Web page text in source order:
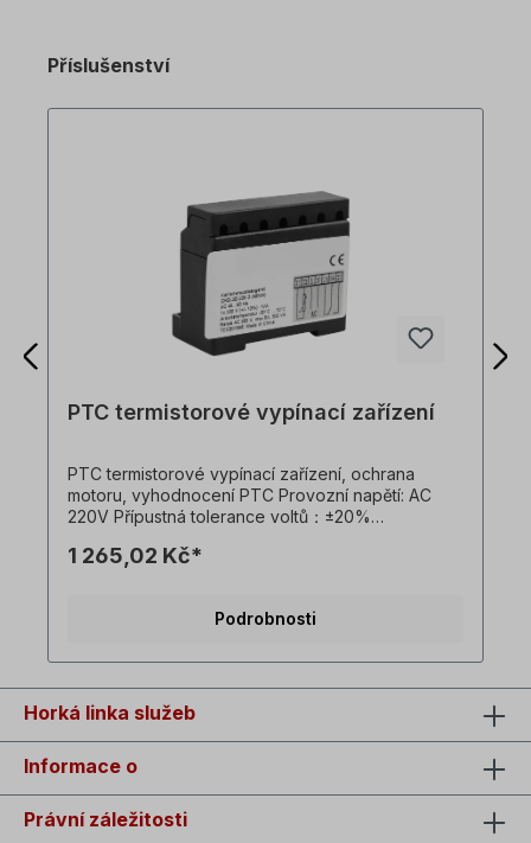
Příslušenství
PTC termistorové vypínací zařízení
PTC termistorové vypínací zařízení, ochrana
motoru, vyhodnocení PTC Provozní napětí: AC
220V Přípustná tolerance voltů：±20%
<0,8VA Přípustná teplota prostředí：-30～70℃
1 265,02 Kč*
Podrobnosti
Horká linka služeb
Informace o
Právní záležitosti